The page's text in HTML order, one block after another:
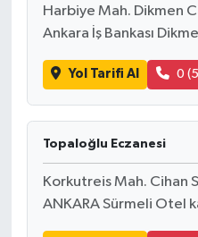
Harbiye Mah. Dikmen
Ankara İş Bankası
Yol Tarifi Al 0
Topaloğlu Eczanesi
Korkutreis Mah. Cihan
ANKARA Sürmeli Otel